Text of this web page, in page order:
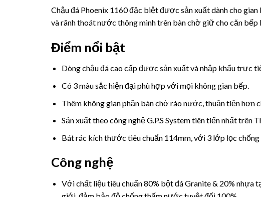
Chậu đá Phoenix 1160 đặc biệt được sản xuất dành cho
và rãnh thoát nước thông minh trên bàn chờ giữ cho căn bếp
Điểm nổi bật
Dòng chậu đá cao cấp được sản xuất và nhập khẩu trực
Có 3 màu sắc hiện đại phù hợp với mọi không gian bếp.
Thêm không gian phần bàn chờ ráo nước, thuận tiện hơn
Sản xuất theo công nghệ G.P.S System tiên tiến nhất
Bát rác kích thước tiêu chuẩn 114mm, với 3 lớp lọc
Công nghệ
Với chất liệu tiêu chuẩn 80% bột đá Granite & 20% nhựa